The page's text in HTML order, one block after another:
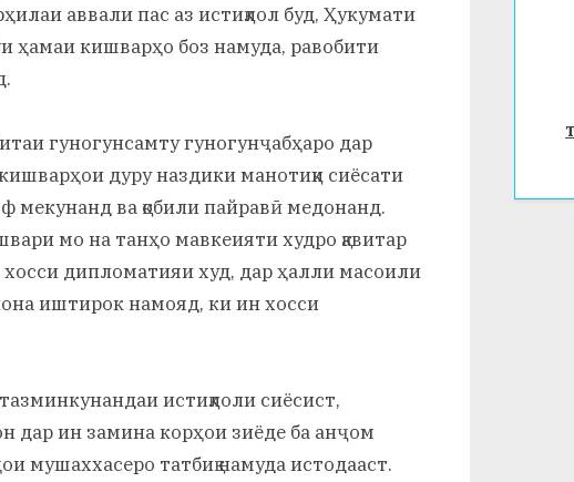
аввали пас аз истиқлол буд, Ҳукумати
ҳамаи кишварҳо боз намуда, равобити
гуногунсамту гуногунҷабҳаро дар
дуру наздики манотиқи сиёсати
мекунанд ва қобили пайравӣ медонанд.
мо на танҳо мавкеияти худро қавитар
дипломатияи худ, дар ҳалли масоили
иштирок намояд, ки ин хосси
истиқлоли сиёсист,
дар ин замина корҳои зиёде ба анҷом
мушаххасеро татбиқ намуда истодааст.